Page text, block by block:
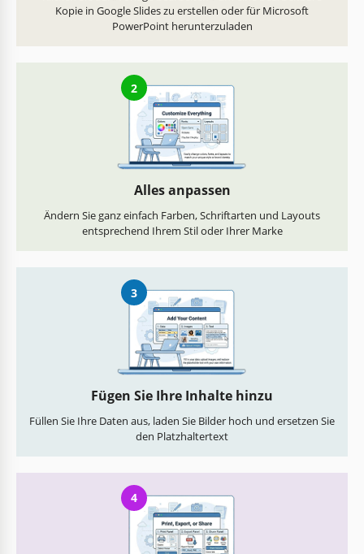
Kopie in Google Slides zu erstellen oder für Microsoft
PowerPoint herunterzuladen
2
Alles anpassen
Ändern Sie ganz einfach Farben, Schriftarten und Layouts
entsprechend Ihrem Stil oder Ihrer Marke
3
Fügen Sie Ihre Inhalte hinzu
Füllen Sie Ihre Daten aus, laden Sie Bilder hoch und ersetzen Sie
den Platzhaltertext
4